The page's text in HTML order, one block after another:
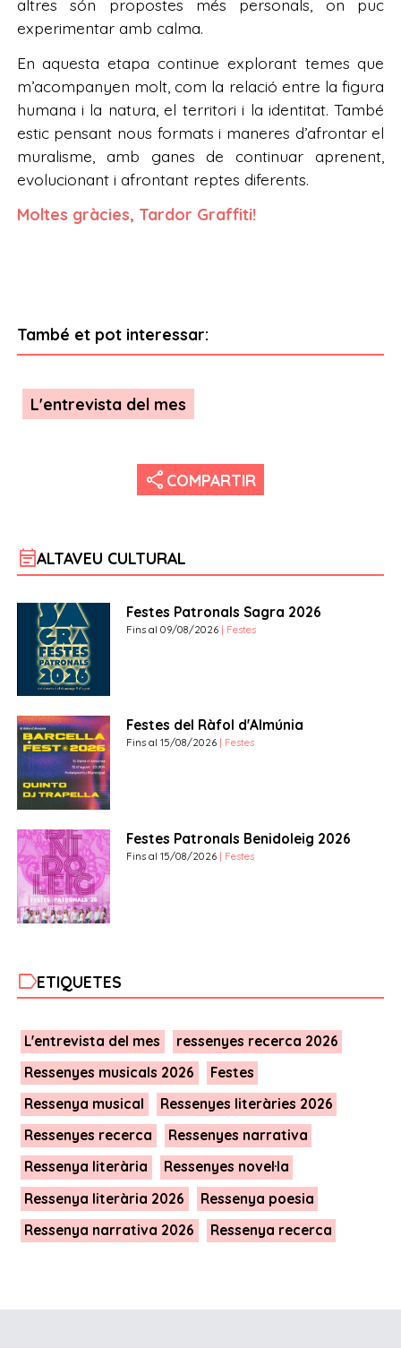
altres són propostes més personals, on puc
experimentar amb calma.
En aquesta etapa continue explorant temes que
m’acompanyen molt, com la relació entre la figura
humana i la natura, el territori i la identitat. També
estic pensant nous formats i maneres d’afrontar el
muralisme, amb ganes de continuar aprenent,
evolucionant i afrontant reptes diferents.
Moltes gràcies, Tardor Graffiti!
També et pot interessar:
L'entrevista del mes
share COMPARTIR
event_noteALTAVEU CULTURAL
Festes Patronals Sagra 2026
Fins al 09/08/2026 | Festes
Festes del Ràfol d'Almúnia
Fins al 15/08/2026 | Festes
Festes Patronals Benidoleig 2026
Fins al 15/08/2026 | Festes
labelETIQUETES
L'entrevista del mes
ressenyes recerca 2026
Ressenyes musicals 2026
Festes
Ressenya musical
Ressenyes literàries 2026
Ressenyes recerca
Ressenyes narrativa
Ressenya literària
Ressenyes novel·la
Ressenya literària 2026
Ressenya poesia
Ressenya narrativa 2026
Ressenya recerca